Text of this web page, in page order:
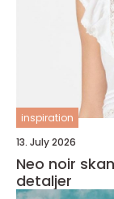
inspiration
13. July 2026
Neo noir skandinavisk mote med feminine
detaljer